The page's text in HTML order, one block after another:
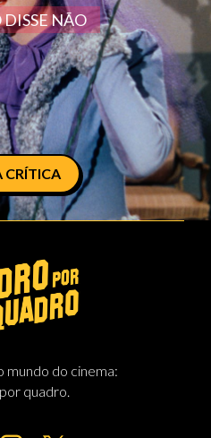
NÃO
CRÍTICA
mundo do cinema:
quadro.